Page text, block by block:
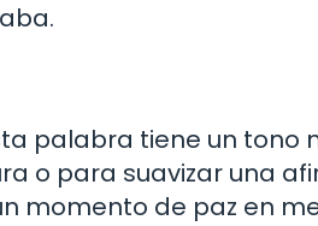
palabra tiene un tono
o para suavizar una
momento de paz en